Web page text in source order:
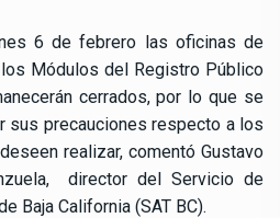
6 de febrero las oficinas de
Módulos del Registro Público
cerrados, por lo que se
sus precauciones respecto a los
realizar, comentó Gustavo
director del Servicio de
Baja California (SAT BC).